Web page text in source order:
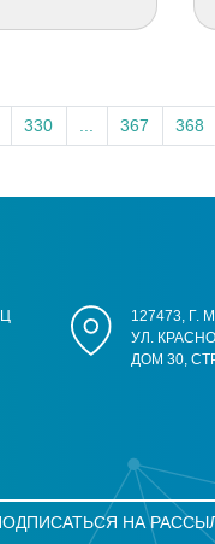
330 367 368
127473, Г.
УЛ.
ДОМ 30,
НА